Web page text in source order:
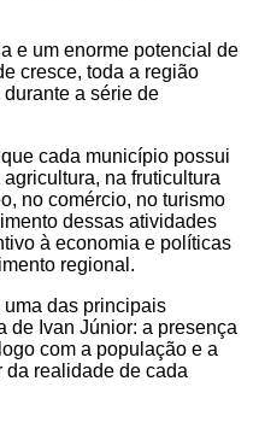
e um enorme potencial de
cresce, toda a região
durante a série de
cada município possui
na fruticultura
no comércio, no turismo
dessas atividades
à economia e políticas
regional.
das principais
de Ivan Júnior: a presença
com a população e a
da realidade de cada